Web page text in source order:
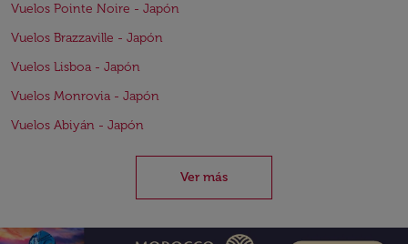
Vuelos Pointe Noire - Japón
Vuelos Brazzaville - Japón
Vuelos Lisboa - Japón
Vuelos Monrovia - Japón
Vuelos Abiyán - Japón
Ver más